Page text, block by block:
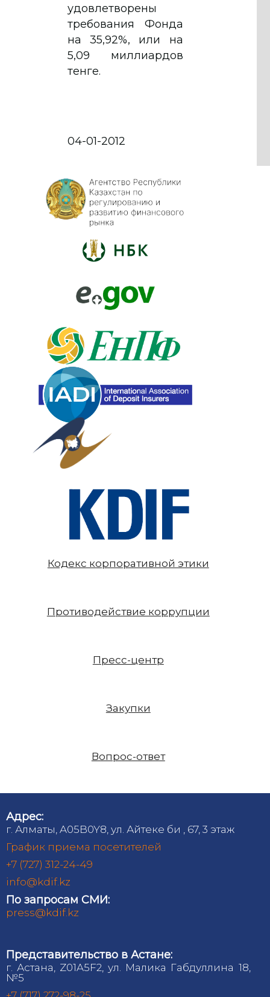
удовлетворены
требования Фонда
на 35,92%, или на
5,09 миллиардов
тенге.
04-01-2012
Кодекс корпоративной этики
Противодействие коррупции
Пресс-центр
Закупки
Вопрос-ответ
Адрес:
г. Алматы, A05B0Y8, ул. Айтеке би , 67, 3 этаж
График приема посетителей
+7 (727) 312-24-49
info@kdif.kz
По запросам СМИ:
press@kdif.kz
Представительство в Астане:
г. Астана, Z01A5F2, ул. Малика Габдуллина 18,
№5